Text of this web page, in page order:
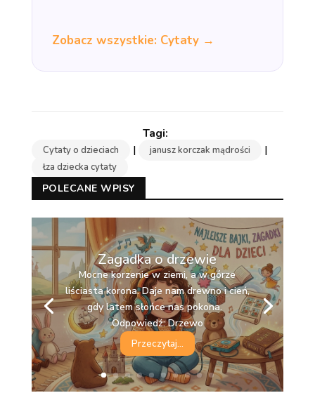
Zobacz wszystkie: Cytaty →
Cytaty o dzieciach | janusz korczak mądrości |
łza dziecka cytaty
POLECANE WPISY
Zagadka o drzewie
Mocne korzenie w ziemi, a w górze
liściasta korona. Daje nam drewno i cień,
gdy latem słońce nas pokona.
Odpowiedź: Drzewo
Przeczytaj...